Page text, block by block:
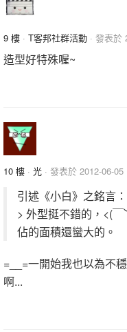
9 樓 · T客邦社群活動 · 發表於
造型好特殊喔~
10 樓 · 光 · 發表於 2012-06-05
引述《小白》之銘言：
> 外型挺不錯的，<(
佔的面積還蠻大的。
=__=一開始我也以為不
啊...